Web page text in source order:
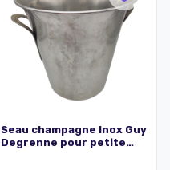
Seau champagne Inox Guy
Degrenne pour petite